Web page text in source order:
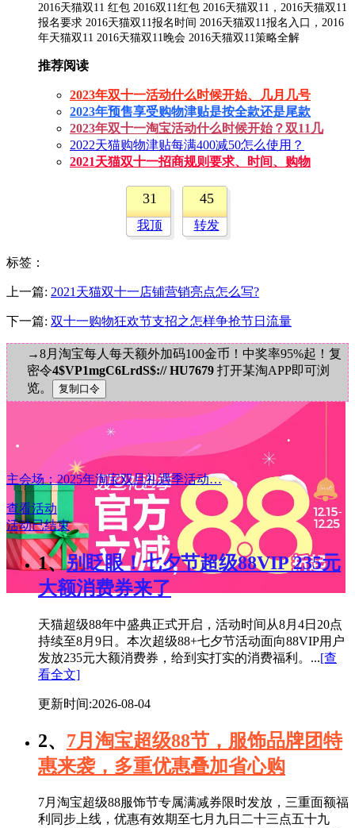
2016天猫双11 红包 2016双11红包 2016天猫双11，2016天猫双11
报名要求 2016天猫双11报名时间 2016天猫双11报名入口，2016
年天猫双11 2016天猫双11晚会 2016天猫双11策略全解
推荐阅读
2023年双十一活动什么时候开始、几月几号
2023年预售享受购物津贴是按全款还是尾款
2023年双十一淘宝活动什么时候开始？双11几
2022天猫购物津贴每满400减50怎么使用？
2021天猫双十一招商规则要求、时间、购物
31
我顶
45
转发
标签 ：
上一篇: 2021天猫双十一店铺营销亮点怎么写?
下一篇: 双十一购物狂欢节支招之怎样争抢节日流量
→8月淘宝每人每天额外加码100金币！中奖率95%起！复
密令4$VP1mgC6LrdS$:// HU7679 打开某淘APP即可浏
览。
主会场：2025年淘宝双旦礼遇季活动…
查看活动
活动已结束
1、 别眨眼！七夕节超级88VIP 235元
大额消费券来了
天猫超级88年中盛典正式开启，活动时间从8月4日20点
持续至8月9日。本次超级88+七夕节活动面向88VIP用户
发放235元大额消费券，给到实打实的消费福利。...[查
看全文]
更新时间:2026-08-04
2、 7月淘宝超级88节，服饰品牌团特
惠来袭，多重优惠叠加省心购
7月淘宝超级88服饰节专属满减券限时发放，三重面额福
利同步上线，优惠有效期至七月九日二十三点五十九